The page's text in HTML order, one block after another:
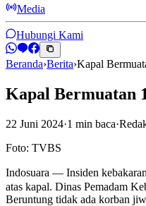
Media
Hubungi Kami
Beranda›Berita›Kapal
Kapal Bermuatan
22 Juni 2024·1 min baca·
Foto: TVBS
Indosuara — Insiden
atas kapal. Dinas Pemadam
Beruntung tidak ada korban